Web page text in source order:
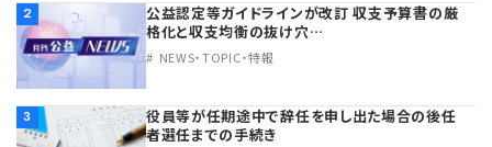
2
公益認定等ガイドラインが改訂 収支予算書の厳
格化と収支均衡の抜け穴…
NEWS・TOPIC・特報
3
役員等が任期途中で辞任を申し出た場合の後任
者選任までの手続き